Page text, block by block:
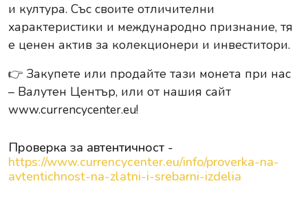
и култура. Със своите отличителни
характеристики и международно признание, тя
е ценен актив за колекционери и инвеститори.
👉 Закупете или продайте тази монета при нас
– Валутен Център, или от нашия сайт
www.currencycenter.eu!
Проверка за автентичност -
https://www.currencycenter.eu/info/proverka-na-
avtentichnost-na-zlatni-i-srebarni-izdelia